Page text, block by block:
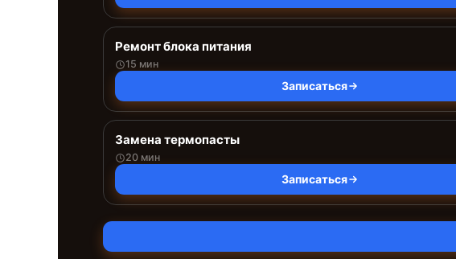
Ремонт блока питания
15 мин
Записаться
Замена термопасты
20 мин
Записаться